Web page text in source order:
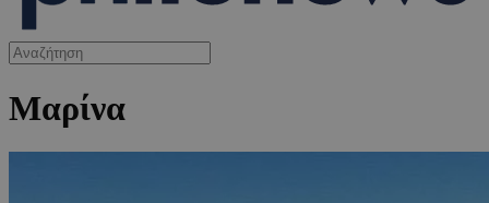
Μαρίνα